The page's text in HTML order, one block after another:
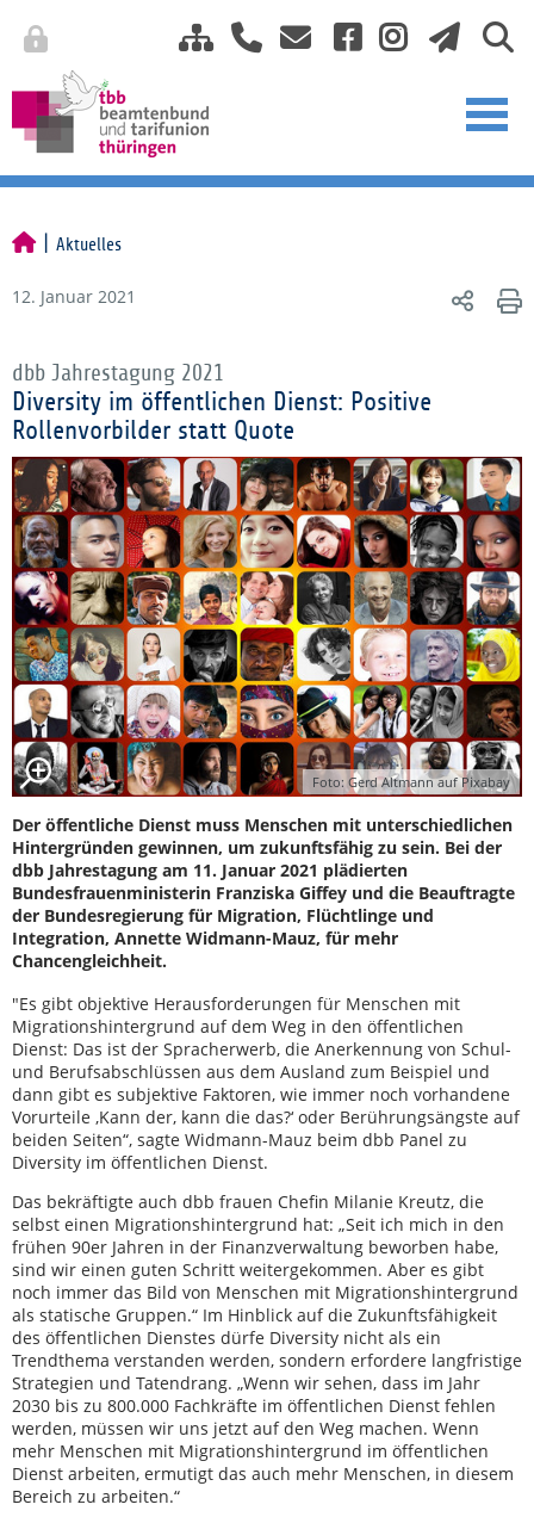
Aktuelles
12. Januar 2021
dbb Jahrestagung 2021
Diversity im öffentlichen Dienst: Positive
Rollenvorbilder statt Quote
Foto: Gerd Altmann auf Pixabay
Der öffentliche Dienst muss Menschen mit unterschiedlichen
Hintergründen gewinnen, um zukunftsfähig zu sein. Bei der
dbb Jahrestagung am 11. Januar 2021 plädierten
Bundesfrauenministerin Franziska Giffey und die Beauftragte
der Bundesregierung für Migration, Flüchtlinge und
Integration, Annette Widmann-Mauz, für mehr
Chancengleichheit.
"Es gibt objektive Herausforderungen für Menschen mit
Migrationshintergrund auf dem Weg in den öffentlichen
Dienst: Das ist der Spracherwerb, die Anerkennung von Schul-
und Berufsabschlüssen aus dem Ausland zum Beispiel und
dann gibt es subjektive Faktoren, wie immer noch vorhandene
Vorurteile ‚Kann der, kann die das?‘ oder Berührungsängste auf
beiden Seiten“, sagte Widmann-Mauz beim dbb Panel zu
Diversity im öffentlichen Dienst.
Das bekräftigte auch dbb frauen Chefin Milanie Kreutz, die
selbst einen Migrationshintergrund hat: „Seit ich mich in den
frühen 90er Jahren in der Finanzverwaltung beworben habe,
sind wir einen guten Schritt weitergekommen. Aber es gibt
noch immer das Bild von Menschen mit Migrationshintergrund
als statische Gruppen.“ Im Hinblick auf die Zukunftsfähigkeit
des öffentlichen Dienstes dürfe Diversity nicht als ein
Trendthema verstanden werden, sondern erfordere langfristige
Strategien und Tatendrang. „Wenn wir sehen, dass im Jahr
2030 bis zu 800.000 Fachkräfte im öffentlichen Dienst fehlen
werden, müssen wir uns jetzt auf den Weg machen. Wenn
mehr Menschen mit Migrationshintergrund im öffentlichen
Dienst arbeiten, ermutigt das auch mehr Menschen, in diesem
Bereich zu arbeiten.“